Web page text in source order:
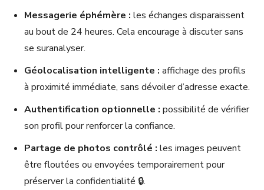
Messagerie éphémère : les échanges disparaissent
au bout de 24 heures. Cela encourage à discuter sans
se suranalyser.
Géolocalisation intelligente : affichage des profils
à proximité immédiate, sans dévoiler d’adresse exacte.
Authentification optionnelle : possibilité de vérifier
son profil pour renforcer la confiance.
Partage de photos contrôlé : les images peuvent
être floutées ou envoyées temporairement pour
préserver la confidentialité 🔒.